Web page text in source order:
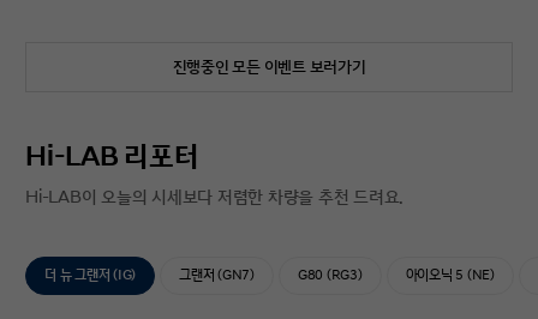
진행중인 모든 이벤트 보러가기
Hi-LAB 리포터
Hi-LAB이 오늘의 시세보다 저렴한 차량을 추천 드려요.
더 뉴 그랜저 (IG) 그랜저 (GN7) G80 (RG3) 아이오닉 5 (NE)